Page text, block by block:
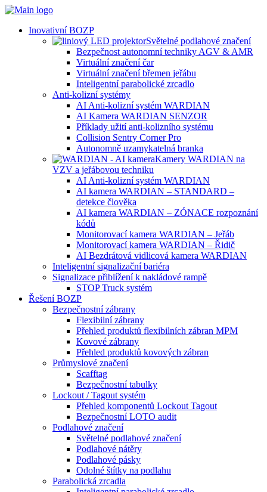
Inovativní BOZP
Světelné podlahové značení
Bezpečnost autonomní techniky AGV & AMR
Virtuální značení čar
Virtuální značení břemen jeřábu
Inteligentní parabolické zrcadlo
Anti-kolizní systémy
AI Anti-kolizní systém WARDIAN
AI Kamera WARDIAN SENZOR
Příklady užití anti-kolizního systému
Collision Sentry Corner Pro
Autonomně uzamykatelná branka
Kamery WARDIAN na
VZV a jeřábovou techniku
AI Anti-kolizní systém WARDIAN
AI kamera WARDIAN – STANDARD –
detekce člověka
AI kamera WARDIAN – ZÓNACE rozpoznání
kódů
Monitorovací kamera WARDIAN – Jeřáb
Monitorovací kamera WARDIAN – Řidič
AI Bezdrátová vidlicová kamera WARDIAN
Inteligentní signalizační bariéra
Signalizace přiblížení k nakládové rampě
STOP Truck systém
Řešení BOZP
Bezpečnostní zábrany
Flexibilní zábrany
Přehled produktů flexibilních zábran MPM
Kovové zábrany
Přehled produktů kovových zábran
Průmyslové značení
Scafftag
Bezpečnostní tabulky
Lockout / Tagout systém
Přehled komponentů Lockout Tagout
Bezpečnostní LOTO audit
Podlahové značení
Světelné podlahové značení
Podlahové nátěry
Podlahové pásky
Odolné štítky na podlahu
Parabolická zrcadla